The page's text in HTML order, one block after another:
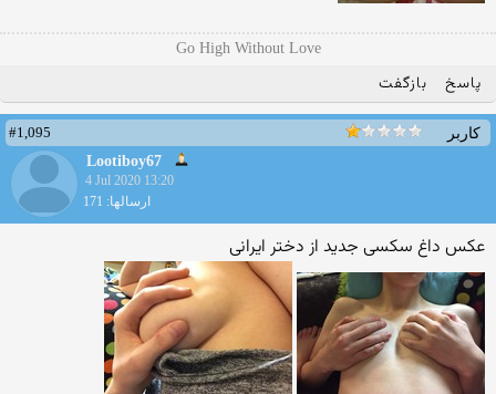
Go High Without Love
پاسخ بازگفت
کاربر
#1,095
Lootiboy67
4 Jul 2020 13:20
ارسالها: 171
عکس داغ سکسی جدید از دختر ایرانی